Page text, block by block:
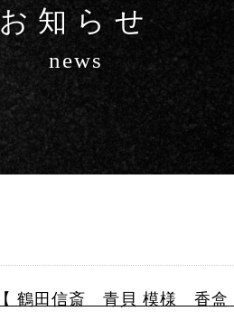
知らせ
news
【 鶴田信斎 青貝 模様 香盒